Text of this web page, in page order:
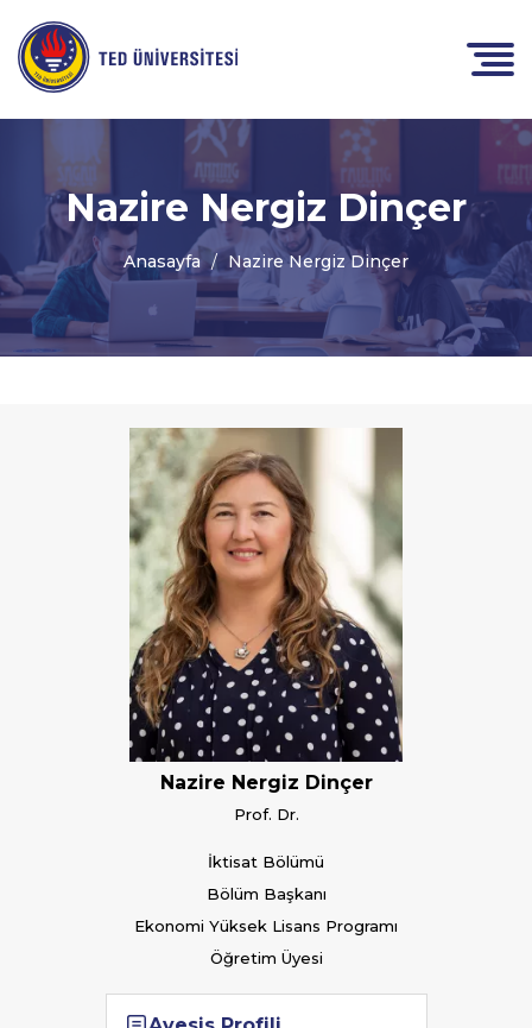
Nazire Nergiz Dinçer
Anasayfa Nazire Nergiz Dinçer
Nazire Nergiz Dinçer
Prof. Dr.
İktisat Bölümü
Bölüm Başkanı
Ekonomi Yüksek Lisans Programı
Öğretim Üyesi